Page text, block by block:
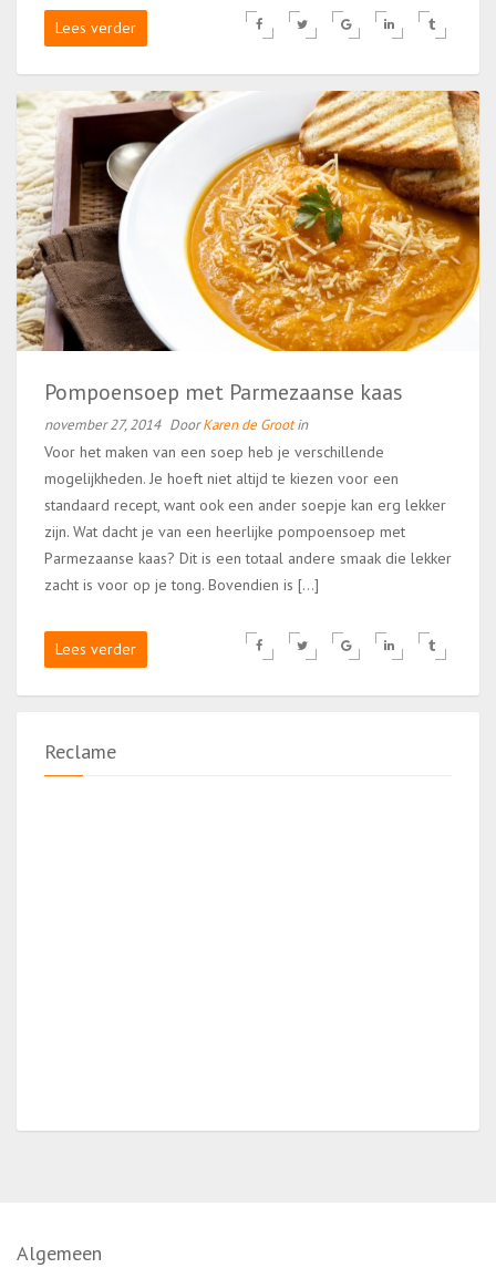
Lees verder
Pompoensoep met Parmezaanse kaas
november 27, 2014 DoorKaren de Grootin
Voor het maken van een soep heb je verschillende
mogelijkheden. Je hoeft niet altijd te kiezen voor een
standaard recept, want ook een ander soepje kan erg lekker
zijn. Wat dacht je van een heerlijke pompoensoep met
Parmezaanse kaas? Dit is een totaal andere smaak die lekker
zacht is voor op je tong. Bovendien is […]
Lees verder
Reclame
Algemeen